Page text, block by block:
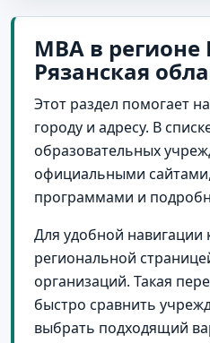
MBA в регионе
Рязанская
Этот раздел помогает
городу и адресу. В
образовательных
официальными
программами и
Для удобной навигации
региональной
организаций. Такая
быстро сравнить
выбрать подходящий